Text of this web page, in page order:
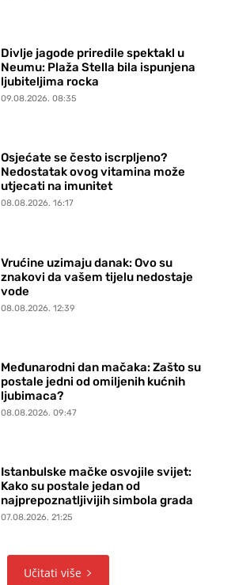
Divlje jagode priredile spektakl u
Neumu: Plaža Stella bila ispunjena
ljubiteljima rocka
09.08.2026. 08:35
Osjećate se često iscrpljeno?
Nedostatak ovog vitamina može
utjecati na imunitet
08.08.2026. 16:17
Vrućine uzimaju danak: Ovo su
znakovi da vašem tijelu nedostaje
vode
08.08.2026. 12:39
Međunarodni dan mačaka: Zašto su
postale jedni od omiljenih kućnih
ljubimaca?
08.08.2026. 09:47
Istanbulske mačke osvojile svijet:
Kako su postale jedan od
najprepoznatljivijih simbola grada
07.08.2026. 21:25
Učitati više